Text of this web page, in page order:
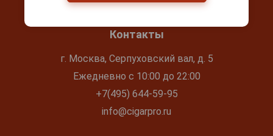
Контакты
г. Москва, Серпуховский вал, д. 5
Ежедневно с 10:00 до 22:00
+7(495) 644-59-95
info@cigarpro.ru